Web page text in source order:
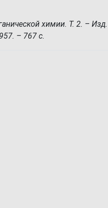
химии. Т. 2. – Изд.
– 767 с.